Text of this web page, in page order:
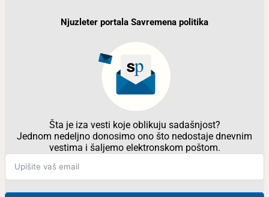
Njuzleter portala Savremena politika
Šta je iza vesti koje oblikuju sadašnjost?
Jednom nedeljno donosimo ono što nedostaje dnevnim
vestima i šaljemo elektronskom poštom.